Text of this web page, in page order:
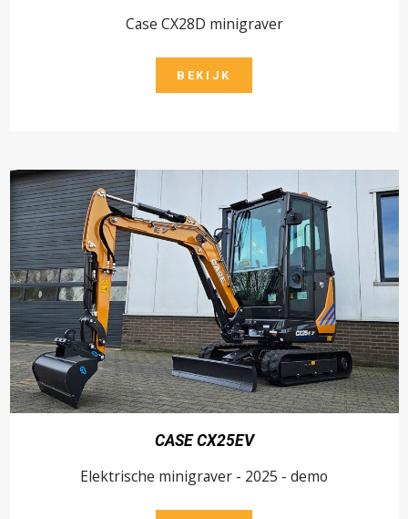
Case CX28D minigraver
BEKIJK
CASE CX25EV
Elektrische minigraver - 2025 - demo